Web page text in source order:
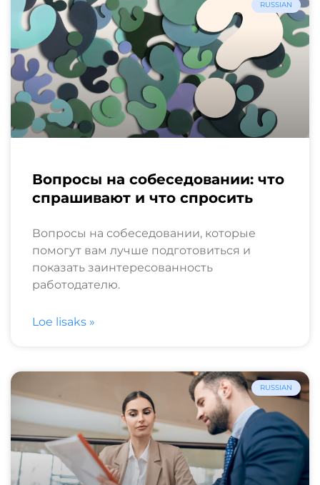
RUSSIAN
Вопросы на собеседовании: что
спрашивают и что спросить
Вопросы на собеседовании, которые
помогут вам лучше подготовиться и
показать заинтересованность
работодателю.
Loe lisaks »
RUSSIAN